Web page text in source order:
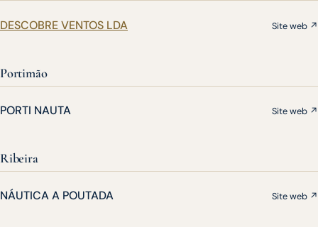
DESCOBRE VENTOS LDA Site web ↗
Portimão
PORTI NAUTA Site web ↗
Ribeira
NÁUTICA A POUTADA Site web ↗